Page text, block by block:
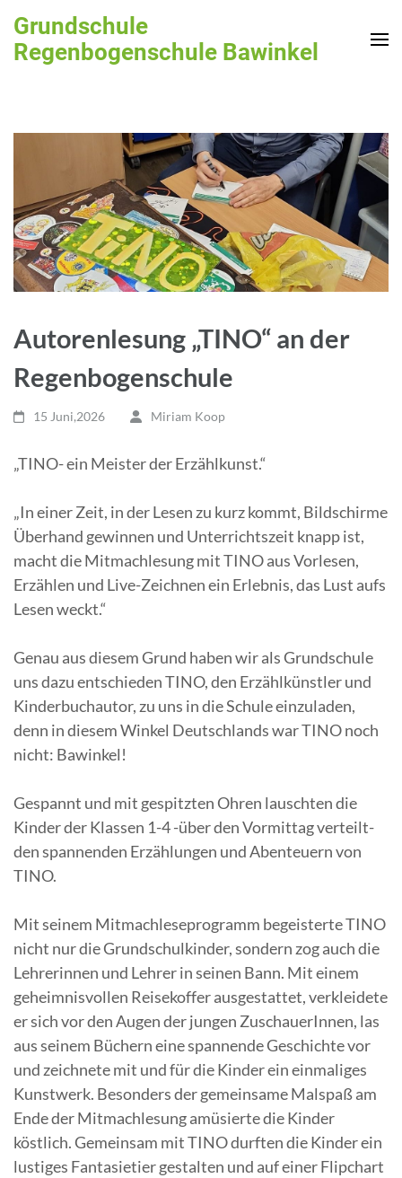
Inhalt
springen
Grundschule
Regenbogenschule Bawinkel
Autorenlesung „TINO“ an der
Regenbogenschule
15 Juni,2026 Miriam Koop
„TINO- ein Meister der Erzählkunst.“
„In einer Zeit, in der Lesen zu kurz kommt, Bildschirme
Überhand gewinnen und Unterrichtszeit knapp ist,
macht die Mitmachlesung mit TINO aus Vorlesen,
Erzählen und Live-Zeichnen ein Erlebnis, das Lust aufs
Lesen weckt.“
Genau aus diesem Grund haben wir als Grundschule
uns dazu entschieden TINO, den Erzählkünstler und
Kinderbuchautor, zu uns in die Schule einzuladen,
denn in diesem Winkel Deutschlands war TINO noch
nicht: Bawinkel!
Gespannt und mit gespitzten Ohren lauschten die
Kinder der Klassen 1-4 -über den Vormittag verteilt-
den spannenden Erzählungen und Abenteuern von
TINO.
Mit seinem Mitmachleseprogramm begeisterte TINO
nicht nur die Grundschulkinder, sondern zog auch die
Lehrerinnen und Lehrer in seinen Bann. Mit einem
geheimnisvollen Reisekoffer ausgestattet, verkleidete
er sich vor den Augen der jungen ZuschauerInnen, las
aus seinem Büchern eine spannende Geschichte vor
und zeichnete mit und für die Kinder ein einmaliges
Kunstwerk. Besonders der gemeinsame Malspaß am
Ende der Mitmachlesung amüsierte die Kinder
köstlich. Gemeinsam mit TINO durften die Kinder ein
lustiges Fantasietier gestalten und auf einer Flipchart